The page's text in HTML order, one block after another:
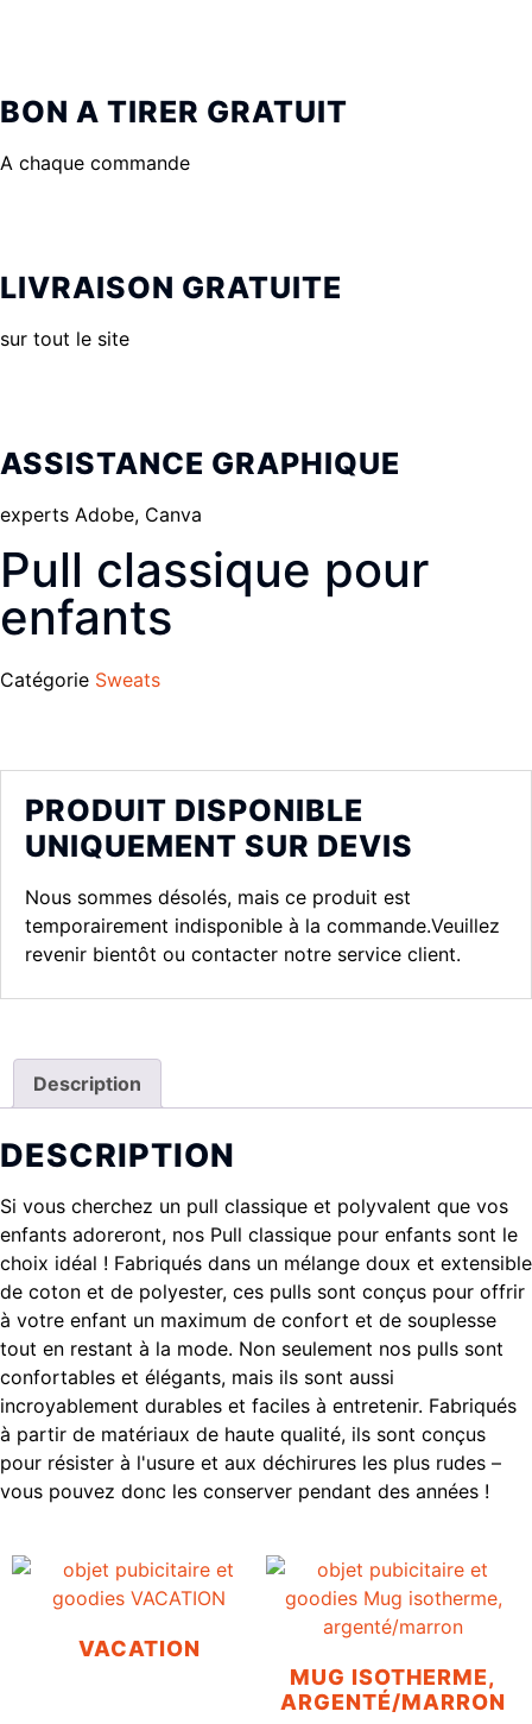
BON A TIRER GRATUIT
A chaque commande
LIVRAISON GRATUITE
sur tout le site
ASSISTANCE GRAPHIQUE
experts Adobe, Canva
Pull classique pour
enfants
Catégorie Sweats
PRODUIT DISPONIBLE
UNIQUEMENT SUR DEVIS
Nous sommes désolés, mais ce produit est
temporairement indisponible à la commande.Veuillez
revenir bientôt ou contacter notre service client.
Description
DESCRIPTION
Si vous cherchez un pull classique et polyvalent que vos
enfants adoreront, nos Pull classique pour enfants sont le
choix idéal ! Fabriqués dans un mélange doux et extensible
de coton et de polyester, ces pulls sont conçus pour offrir
à votre enfant un maximum de confort et de souplesse
tout en restant à la mode. Non seulement nos pulls sont
confortables et élégants, mais ils sont aussi
incroyablement durables et faciles à entretenir. Fabriqués
à partir de matériaux de haute qualité, ils sont conçus
pour résister à l'usure et aux déchirures les plus rudes –
vous pouvez donc les conserver pendant des années !
VACATION
MUG ISOTHERME,
ARGENTÉ/MARRON